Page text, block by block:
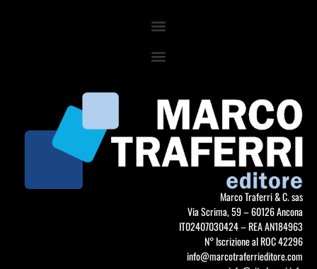
Marco Traferri & C. sas
Via Scrima, 59 – 60126 Ancona
IT02407030424 – REA AN184963
N° Iscrizione al ROC 42296
info@marcotraferrieditore.com